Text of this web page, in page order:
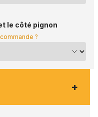
le côté pignon
?
+